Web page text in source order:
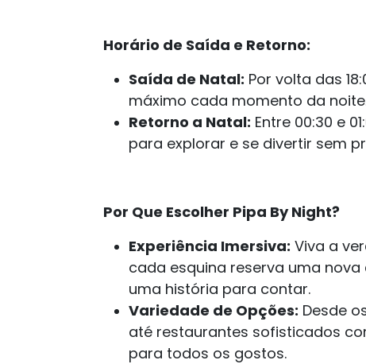
Horário de Saída e Retorno:
Saída de Natal: Por volta das
máximo cada momento da
Retorno a Natal: Entre 00:30 e
para explorar e se divertir sem
Por Que Escolher Pipa By Night?
Experiência Imersiva: Viva a
cada esquina reserva uma
uma história para contar.
Variedade de Opções: Desde
até restaurantes sofisticados
para todos os gostos.